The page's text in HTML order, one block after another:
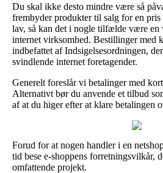
Du skal ikke desto mindre være så
frembyder produkter til salg for en pris
lav, så kan det i nogle tilfælde være en
internet virksomhed. Bestillinger med
indbefattet af Indsigelsesordningen,
svindlende internet foretagender.
Generelt foreslår vi betalinger med
Alternativt bør du anvende et tilbud
af at du higer efter at klare betalingen
Forud for at nogen handler i en
tid bese e-shoppens forretningsvilkår,
omfattende projekt.